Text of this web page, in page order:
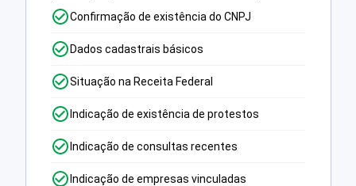
Confirmação de existência do CNPJ
Dados cadastrais básicos
Situação na Receita Federal
Indicação de existência de protestos
Indicação de consultas recentes
Indicação de empresas vinculadas